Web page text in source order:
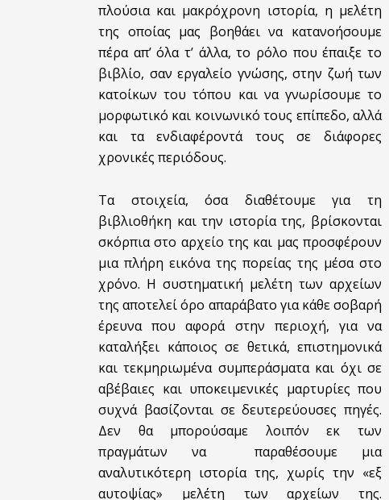
πλούσια και μακρόχρονη ιστορία, η μελέτη
της οποίας μας βοηθάει να κατανοήσουμε
πέρα απ’ όλα τ’ άλλα, το ρόλο που έπαιξε το
βιβλίο, σαν εργαλείο γνώσης, στην ζωή των
κατοίκων του τόπου και να γνωρίσουμε το
μορφωτικό και κοινωνικό τους επίπεδο, αλλά
και τα ενδιαφέροντά τους σε διάφορες
χρονικές περιόδους.
Τα στοιχεία, όσα διαθέτουμε για τη
βιβλιοθήκη και την ιστορία της, βρίσκονται
σκόρπια στο αρχείο της και μας προσφέρουν
μια πλήρη εικόνα της πορείας της μέσα στο
χρόνο. Η συστηματική μελέτη των αρχείων
της αποτελεί όρο απαράβατο για κάθε σοβαρή
έρευνα που αφορά στην περιοχή, για να
καταλήξει κάποιος σε θετικά, επιστημονικά
και τεκμηριωμένα συμπεράσματα και όχι σε
αβέβαιες και υποκειμενικές μαρτυρίες που
συχνά βασίζονται σε δευτερεύουσες πηγές.
Δεν θα μπορούσαμε λοιπόν εκ των
πραγμάτων να παραθέσουμε μια
αναλυτικότερη ιστορία της, χωρίς την «εξ
αυτοψίας» μελέτη των αρχείων της.